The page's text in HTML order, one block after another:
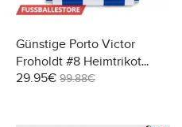
Günstige Porto Victor
Froholdt #8 Heimtrikot
2026-27 Kurzarm
29.95€ 99.88€